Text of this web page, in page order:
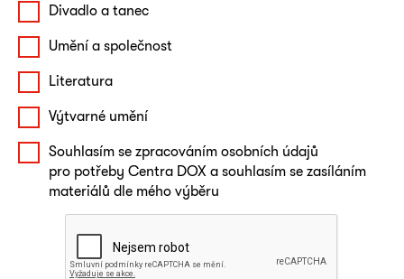
Divadlo a tanec
Umění a společnost
Literatura
Výtvarné umění
Souhlasím se zpracováním osobních údajů
pro potřeby Centra DOX a souhlasím se zasíláním
materiálů dle mého výběru